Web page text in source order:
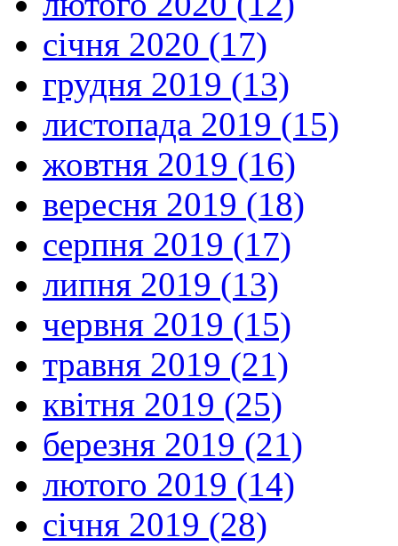
січня 2020 (17)
грудня 2019 (13)
листопада 2019 (15)
жовтня 2019 (16)
вересня 2019 (18)
серпня 2019 (17)
липня 2019 (13)
червня 2019 (15)
травня 2019 (21)
квітня 2019 (25)
березня 2019 (21)
лютого 2019 (14)
січня 2019 (28)